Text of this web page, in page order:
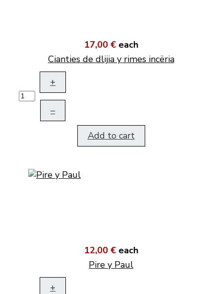
17,00 € each
Cianties de dlijia y rimes incëria
+
–
Add to cart
12,00 € each
Pire y Paul
+